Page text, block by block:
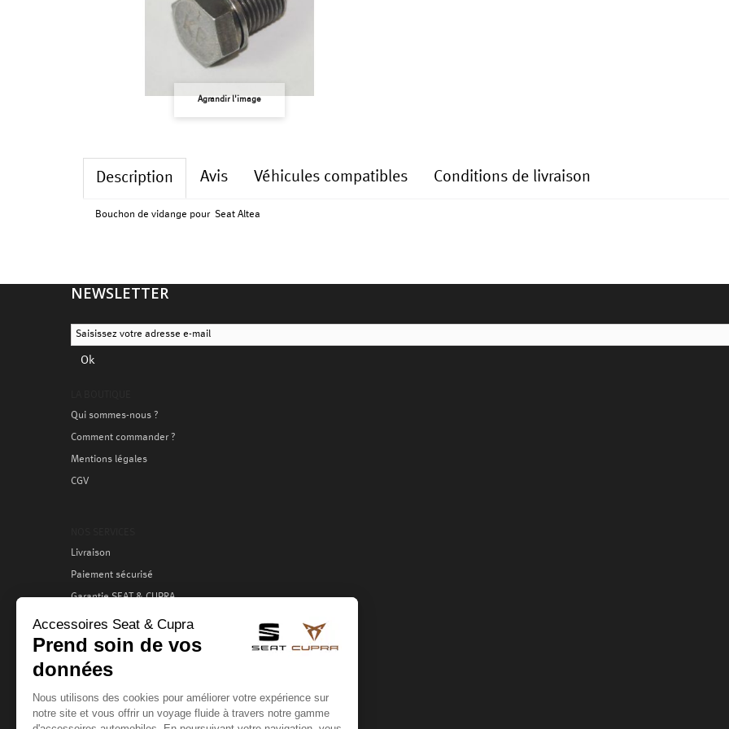
Agrandir l'image
Description Avis Véhicules compatibles Conditions de livraison
Bouchon de vidange pour Seat Altea
NEWSLETTER
Ok
Qui sommes-nous ?
Comment commander ?
Mentions légales
CGV
Livraison
Paiement sécurisé
Garantie SEAT & CUPRA
Échange / Retour
Services clients
VOTRE COMPTE
Création